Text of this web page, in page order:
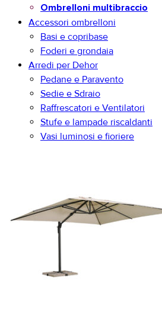
Ombrelloni multibraccio
Accessori ombrelloni
Basi e copribase
Foderi e grondaia
Arredi per Dehor
Pedane e Paravento
Sedie e Sdraio
Raffrescatori e Ventilatori
Stufe e lampade riscaldanti
Vasi luminosi e fioriere